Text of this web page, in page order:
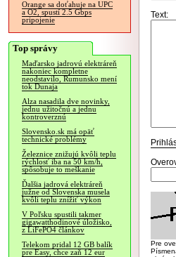
Orange sa doťahuje na UPC
a O2, spustí 2.5 Gbps
pripojenie
Top správy
Maďarsko jadrovú elektráreň
nakoniec kompletne
neodstavilo, Rumunsko mení
tok Dunaja
Alza nasadila dve novinky,
jednu užitočnú a jednu
kontroverznú
Slovensko.sk má opäť
technické problémy
Železnice znižujú kvôli teplu
rýchlosť iba na 50 km/h,
spôsobuje to meškanie
Ďalšia jadrová elektráreň
južne od Slovenska musela
kvôli teplu znížiť výkon
V Poľsku spustili takmer
gigawatthodinové úložisko,
z LiFePO4 článkov
Telekom pridal 12 GB balík
pre Easy, chce zaň 12 eur
Text:
Pre